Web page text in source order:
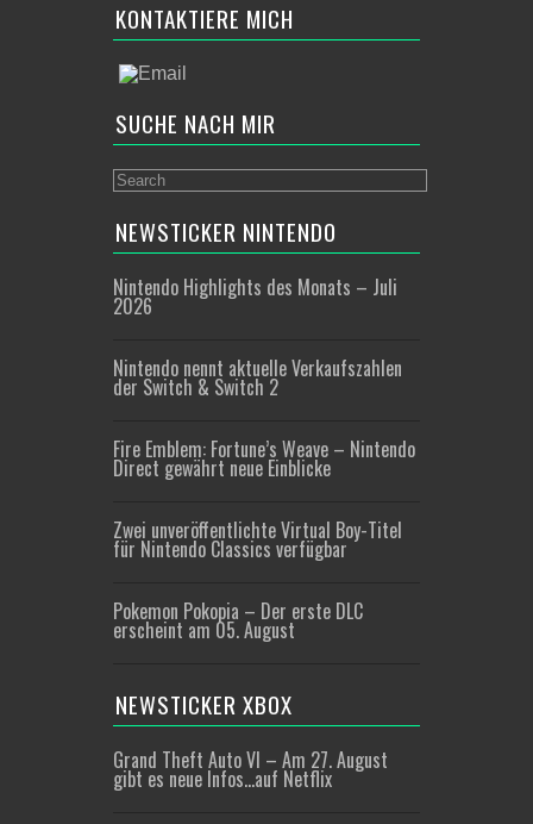
KONTAKTIERE MICH
SUCHE NACH MIR
NEWSTICKER NINTENDO
Nintendo Highlights des Monats – Juli
2026
Nintendo nennt aktuelle Verkaufszahlen
der Switch & Switch 2
Fire Emblem: Fortune’s Weave – Nintendo
Direct gewährt neue Einblicke
Zwei unveröffentlichte Virtual Boy-Titel
für Nintendo Classics verfügbar
Pokemon Pokopia – Der erste DLC
erscheint am 05. August
NEWSTICKER XBOX
Grand Theft Auto VI – Am 27. August
gibt es neue Infos…auf Netflix